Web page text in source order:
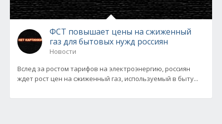
ФСТ повышает цены на сжиженный
газ для бытовых нужд россиян
Новости
Вслед за ростом тарифов на электроэнергию, россиян
ждет рост цен на сжиженный газ, используемый в быту...